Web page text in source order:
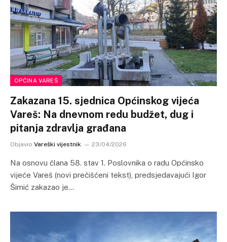
OPĆINA VAREŠ
Zakazana 15. sjednica Općinskog vijeća
Vareš: Na dnevnom redu budžet, dug i
pitanja zdravlja građana
Objavio Vareški vijestnik 23/04/2026
Na osnovu člana 58. stav 1. Poslovnika o radu Općinsko
vijeće Vareš (novi prečišćeni tekst), predsjedavajući Igor
Šimić zakazao je…